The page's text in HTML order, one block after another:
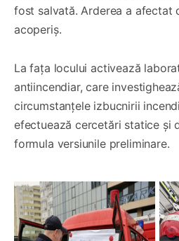
fost salvată. Arderea a afectat
acoperiș.
La fața locului activează
antiincendiar, care
circumstanțele izbucnirii
efectuează cercetări statice și
formula versiunile preliminare.